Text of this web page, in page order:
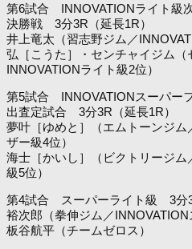
第6試合 INNOVATIONライト級
決勝戦 3分3R（延長1R）
井上竜太（習志野ジム／
弘［こうた］・センチャイジム（
INNOVATIONライト級2位）
第5試合 INNOVATIONスーパー
出査定試合 3分3R（延長1R）
夢叶［ゆめと］（エムトーンジム
ザー級4位）
海士［かいし］（ビクトリージ
級5位）
第4試合 スーパーライト級 3分
裕次郎（拳伸ジム／INNOVATION
板谷航平（チームゼロス）